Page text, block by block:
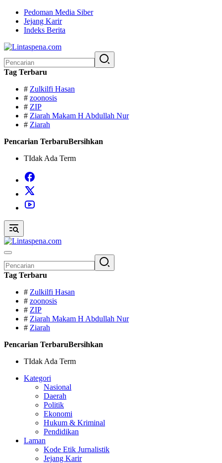
Langsung
konten
Pedoman Media Siber
Jejang Karir
Indeks Berita
untuk:
Tag Terbaru
# Zulkilfi Hasan
# zoonosis
# ZIP
# Ziarah Makam H Abdullah Nur
# Ziarah
Pencarian TerbaruBersihkan
TIdak Ada Term
untuk:
Tag Terbaru
# Zulkilfi Hasan
# zoonosis
# ZIP
# Ziarah Makam H Abdullah Nur
# Ziarah
Pencarian TerbaruBersihkan
TIdak Ada Term
Kategori
Nasional
Daerah
Politik
Ekonomi
Hukum & Kriminal
Pendidikan
Laman
Kode Etik Jurnalistik
Jejang Karir